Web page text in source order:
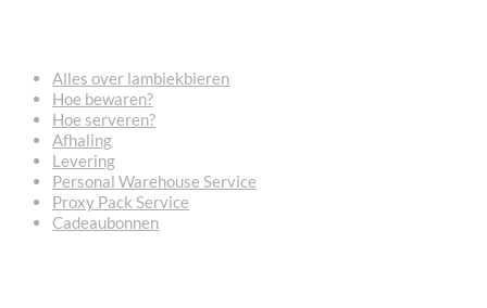
Alles over lambiekbieren
Hoe bewaren?
Hoe serveren?
Afhaling
Levering
Personal Warehouse Service
Proxy Pack Service
Cadeaubonnen